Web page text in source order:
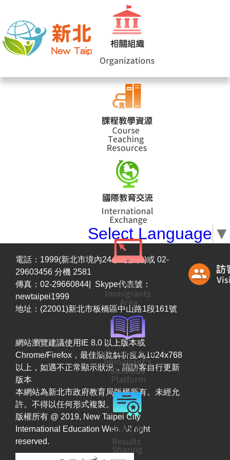
Select Language ▼
電話：1999(新北市境內24小時服務)或 02-
29603456 分機 2581
傳真：02-29660844| Skype代表號：
newtaipei1999
地址：(22001)新北市板橋區中山路1段161號
網站瀏覽建議使用IE 8.0 以上版本或
Chrome/Firefox，最佳瀏覽解析度為1024x768
以上，如遇不正常顯示狀況，請訪客自行更新
版本
本網站為新北市政府教育局版權所有。未經允
許。不得以任何形式複製。
版權所有 @ 2019, New Taipei City
International Education Web. All right
reserved.